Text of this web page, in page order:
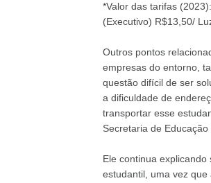
*Valor das tarifas
(Executivo) R$13,50/
Outros pontos
empresas do entorno,
questão difícil de ser
a dificuldade de
transportar esse
Secretaria de Educação
Ele continua
estudantil, uma vez